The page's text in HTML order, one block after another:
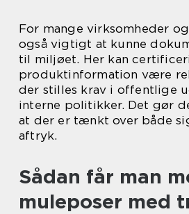
For mange virksomheder
også vigtigt at kunne
til miljøet. Her kan
produktinformation være
der stilles krav i offentlige
interne politikker. Det gør
at der er tænkt over både
aftryk.
Sådan får man
muleposer med